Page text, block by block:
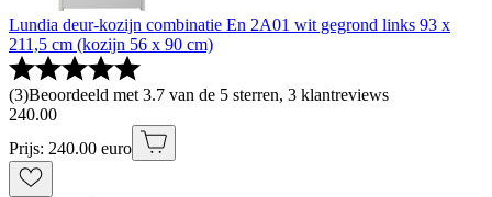
Lundia deur-kozijn combinatie En 2A01 wit gegrond links 93 x
211,5 cm (kozijn 56 x 90 cm)
(3)Beoordeeld met 3.7 van de 5 sterren, 3 klantreviews
240.00
Prijs: 240.00 euro